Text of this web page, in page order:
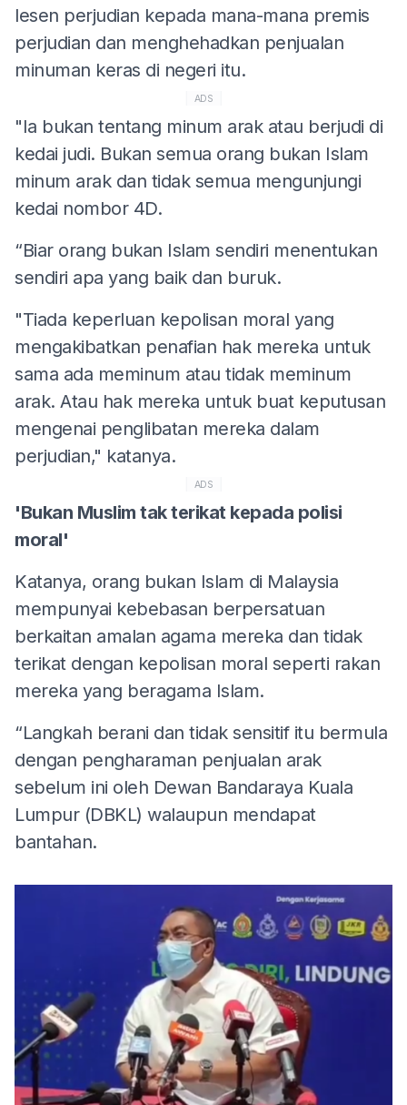
lesen perjudian kepada mana-mana premis
perjudian dan menghehadkan penjualan
minuman keras di negeri itu.
ADS
"Ia bukan tentang minum arak atau berjudi di
kedai judi. Bukan semua orang bukan Islam
minum arak dan tidak semua mengunjungi
kedai nombor 4D.
“Biar orang bukan Islam sendiri menentukan
sendiri apa yang baik dan buruk.
"Tiada keperluan kepolisan moral yang
mengakibatkan penafian hak mereka untuk
sama ada meminum atau tidak meminum
arak. Atau hak mereka untuk buat keputusan
mengenai penglibatan mereka dalam
perjudian," katanya.
ADS
'Bukan Muslim tak terikat kepada polisi
moral'
Katanya, orang bukan Islam di Malaysia
mempunyai kebebasan berpersatuan
berkaitan amalan agama mereka dan tidak
terikat dengan kepolisan moral seperti rakan
mereka yang beragama Islam.
“Langkah berani dan tidak sensitif itu bermula
dengan pengharaman penjualan arak
sebelum ini oleh Dewan Bandaraya Kuala
Lumpur (DBKL) walaupun mendapat
bantahan.